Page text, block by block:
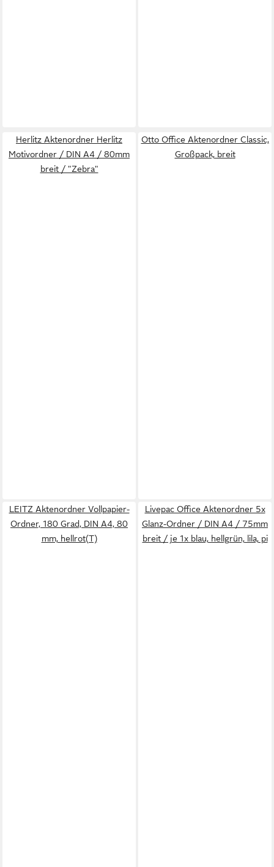
Herlitz Aktenordner Herlitz
Motivordner / DIN A4 / 80mm
breit / "Zebra"
Otto Office Aktenordner Classic,
Großpack, breit
LEITZ Aktenordner Vollpapier-
Ordner, 180 Grad, DIN A4, 80
mm, hellrot(T)
Livepac Office Aktenordner 5x
Glanz-Ordner / DIN A4 / 75mm
breit / je 1x blau, hellgrün, lila, pi